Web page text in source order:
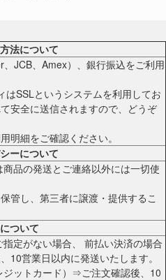
法について
JCB、Amex）、銀行振込をご利用
SSLというシステムを利用してお
安全に送信されますので、どうぞ
明細をご確認ください。
ーについて
品の発送とご連絡以外には一切使
管し、第三者に譲渡・提供するこ
ついて
指定がない場合、 前払い決済の場合
10営業日以内に発送いたします。
ットカード）⇒ご注文確認後、10